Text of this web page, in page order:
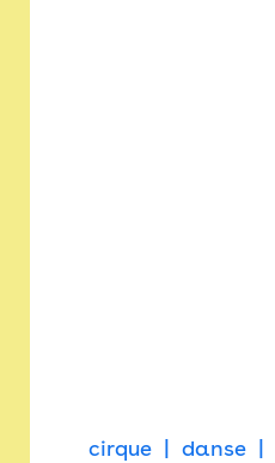
cirque danse